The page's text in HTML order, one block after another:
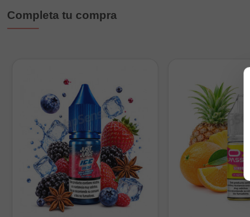
Estos cartuchos
de la serie
en cada dispositivo.
Rellenado y
Capacidad de
Resistencia
Completa tu compra